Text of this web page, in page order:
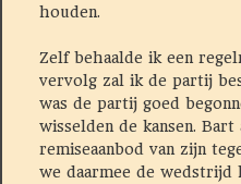
houden.
Zelf behaalde ik een
vervolg zal ik de partij
was de partij goed
wisselden de kansen.
remiseaanbod van zijn
we daarmee de wedstrijd